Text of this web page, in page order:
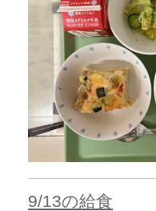
9/13の給食